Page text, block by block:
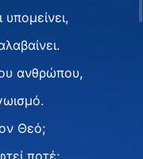
ανθρώπου,
Θεό;
ποτέ;